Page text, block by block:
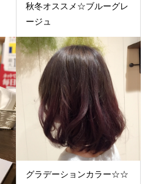
秋冬オススメ☆ブルーグレ
ージュ
グラデーションカラー☆☆